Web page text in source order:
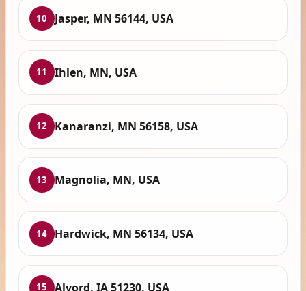
10 Jasper, MN 56144, USA
11 Ihlen, MN, USA
12 Kanaranzi, MN 56158, USA
13 Magnolia, MN, USA
14 Hardwick, MN 56134, USA
15 Alvord, IA 51230, USA